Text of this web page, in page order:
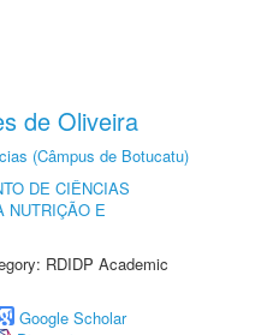
de Oliveira
(Câmpus de Botucatu)
DE CIÊNCIAS
NUTRIÇÃO E
RDIDP Academic
Google Scholar